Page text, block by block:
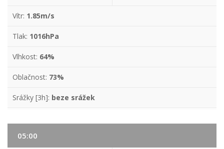
Vítr: 1.85m/s
Tlak: 1016hPa
Vlhkost: 64%
Oblačnost: 73%
Srážky [3h]: beze srážek
05:00